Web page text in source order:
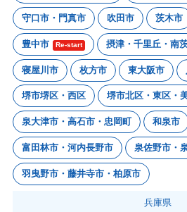
守口市・門真市 吹田市 茨木市
豊中市 Re-start 摂津・千里丘・南
寝屋川市 枚方市 東大阪市
堺市堺区・西区 堺市北区・東区・
泉大津市・高石市・忠岡町 和泉市
富田林市・河内長野市 泉佐野市・
羽曳野市・藤井寺市・柏原市
兵庫県